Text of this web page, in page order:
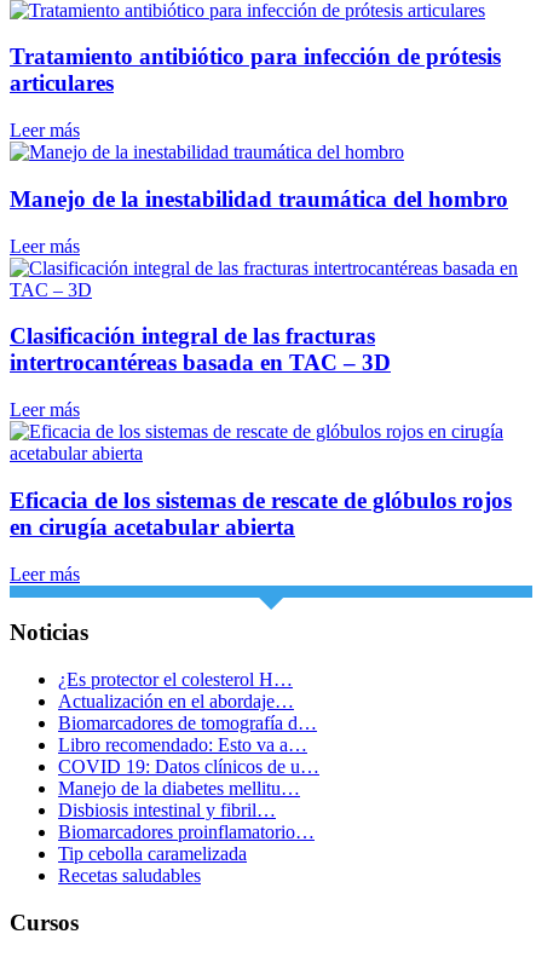
Tratamiento antibiótico para infección de prótesis
articulares
Leer más
Manejo de la inestabilidad traumática del hombro
Leer más
Clasificación integral de las fracturas
intertrocantéreas basada en TAC – 3D
Leer más
Eficacia de los sistemas de rescate de glóbulos rojos
en cirugía acetabular abierta
Leer más
Noticias
¿Es protector el colesterol H…
Actualización en el abordaje…
Biomarcadores de tomografía d…
Libro recomendado: Esto va a…
COVID 19: Datos clínicos de u…
Manejo de la diabetes mellitu…
Disbiosis intestinal y fibril…
Biomarcadores proinflamatorio…
Tip cebolla caramelizada
Recetas saludables
Cursos